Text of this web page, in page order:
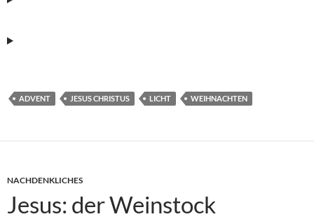
ADVENT JESUS CHRISTUS LICHT WEIHNACHTEN
NACHDENKLICHES
Jesus: der Weinstock